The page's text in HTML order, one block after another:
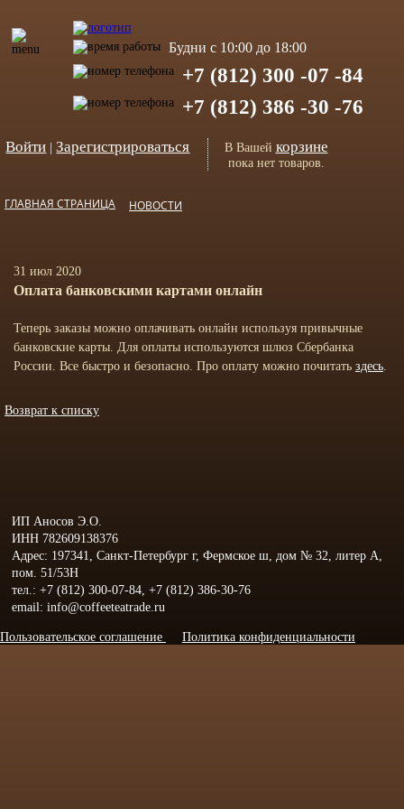
Будни с 10:00 до 18:00
+7 (812) 300 -07 -84
+7 (812) 386 -30 -76
Войти |Зарегистрироваться В Вашей корзине
пока нет товаров.
ГЛАВНАЯ СТРАНИЦА НОВОСТИ
31 июл 2020
Оплата банковскими картами онлайн
Теперь заказы можно оплачивать онлайн используя привычные
банковские карты. Для оплаты используются шлюз Сбербанка
России. Все быстро и безопасно. Про оплату можно почитать здесь.
Возврат к списку
ИП Аносов Э.О.
ИНН 782609138376
Адрес: 197341, Санкт-Петербург г, Фермское ш, дом № 32, литер А,
пом. 51/53Н
тел.: +7 (812) 300-07-84, +7 (812) 386-30-76
email: info@coffeeteatrade.ru
Пользовательское соглашение Политика конфиденциальности